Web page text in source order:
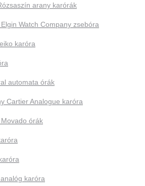
arany karórák
Watch Company zsebóra
karóra
automata órák
Cartier Analogue karóra
órák
karóra